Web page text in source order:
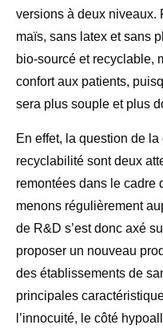
versions à deux niveaux.
maïs, sans latex et sans
bio-sourcé et recyclable,
confort aux patients,
sera plus souple et plus
En effet, la question de
recyclabilité sont deux
remontées dans le cadre
menons régulièrement
de R&D s’est donc axé
proposer un nouveau
des établissements de
principales
l’innocuité, le côté